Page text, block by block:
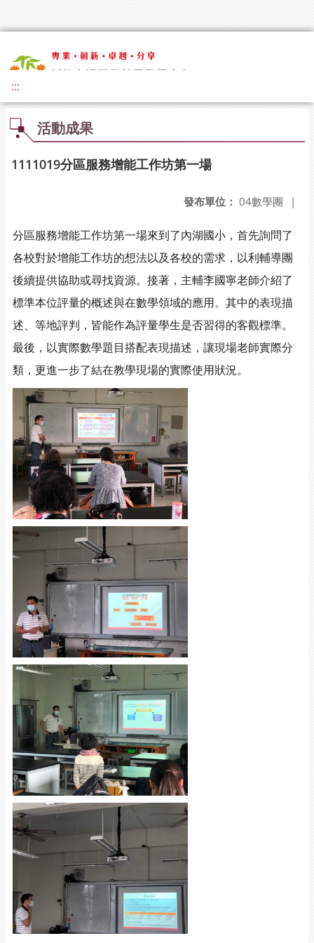
:::
活動成果
1111019分區服務增能工作坊第一場
發布單位： 04數學團 |
分區服務增能工作坊第一場來到了內湖國小，首先詢問了
各校對於增能工作坊的想法以及各校的需求，以利輔導團
後續提供協助或尋找資源。接著，主輔李國寧老師介紹了
標準本位評量的概述與在數學領域的應用。其中的表現描
述、等地評判，皆能作為評量學生是否習得的客觀標準。
最後，以實際數學題目搭配表現描述，讓現場老師實際分
類，更進一步了結在教學現場的實際使用狀況。